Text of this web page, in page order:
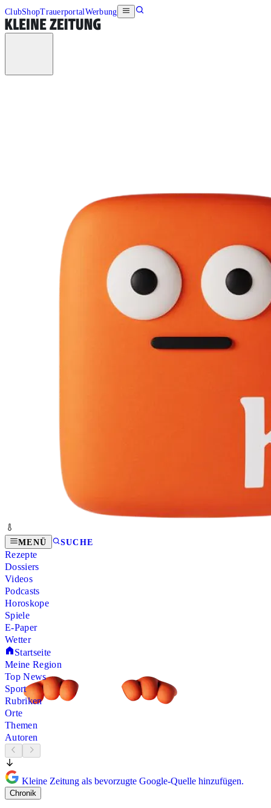
ClubShopTrauerportalWerbung
MENÜ SUCHE
Rezepte
Dossiers
Videos
Podcasts
Horoskope
Spiele
E-Paper
Wetter
Startseite
Meine Region
Top News
Sport
Rubriken
Orte
Themen
Autoren
Kleine Zeitung als bevorzugte Google-Quelle hinzufügen.
Chronik